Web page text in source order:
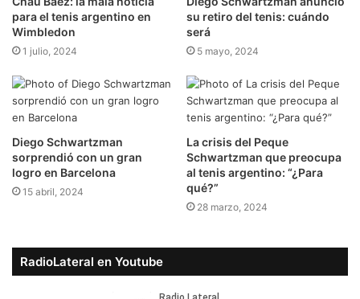
para el tenis argentino en
Wimbledon
1 julio, 2024
su retiro del tenis: cuándo
será
5 mayo, 2024
Diego Schwartzman
sorprendió con un gran
logro en Barcelona
15 abril, 2024
La crisis del Peque
Schwartzman que preocupa
al tenis argentino: “¿Para
qué?”
28 marzo, 2024
RadioLateral en Youtube